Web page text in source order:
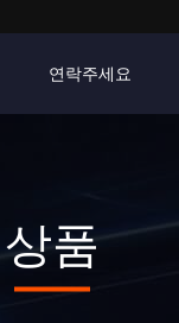
연락주세요
상품